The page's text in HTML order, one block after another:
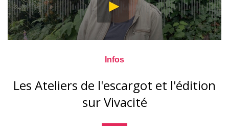
Infos
Les Ateliers de l'escargot et l'édition
sur Vivacité